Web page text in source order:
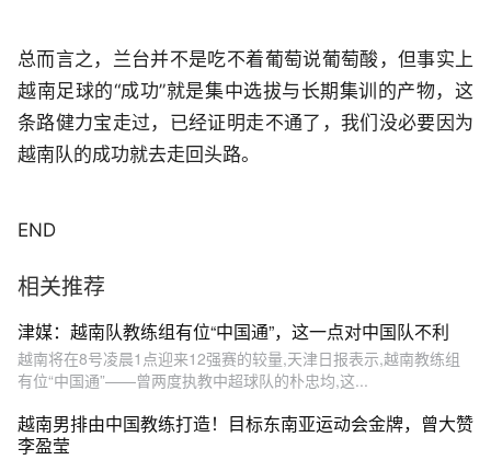
总而言之，兰台并不是吃不着葡萄说葡萄酸，但事实上
越南足球的“成功”就是集中选拔与长期集训的产物，这
条路健力宝走过，已经证明走不通了，我们没必要因为
越南队的成功就去走回头路。
END
相关推荐
津媒：越南队教练组有位“中国通”，这一点对中国队不利
越南将在8号凌晨1点迎来12强赛的较量,天津日报表示,越南教练组
有位“中国通”——曾两度执教中超球队的朴忠均,这...
越南男排由中国教练打造！目标东南亚运动会金牌，曾大赞
李盈莹